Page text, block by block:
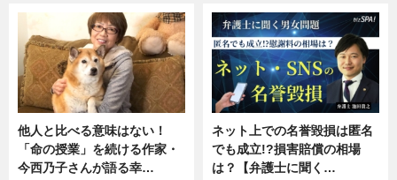
他人と比べる意味はない！
「命の授業」を続ける作家・
今西乃子さんが語る幸…
ネット上での名誉毀損は匿名
でも成立!?損害賠償の相場
は？【弁護士に聞く…